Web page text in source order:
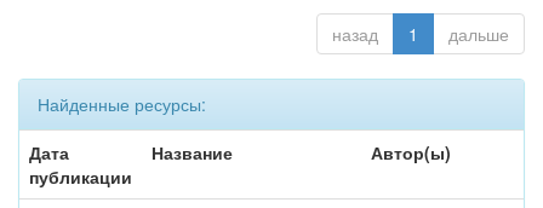
назад 1 дальше
Найденные ресурсы:
Дата
публикации
Название Автор(ы)